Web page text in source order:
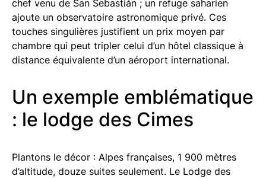
chef venu de San Sebastián ; un refuge saharien
ajoute un observatoire astronomique privé. Ces
touches singulières justifient un prix moyen par
chambre qui peut tripler celui d’un hôtel classique à
distance équivalente d’un aéroport international.
Un exemple emblématique
: le lodge des Cimes
Plantons le décor : Alpes françaises, 1 900 mètres
d’altitude, douze suites seulement. Le Lodge des